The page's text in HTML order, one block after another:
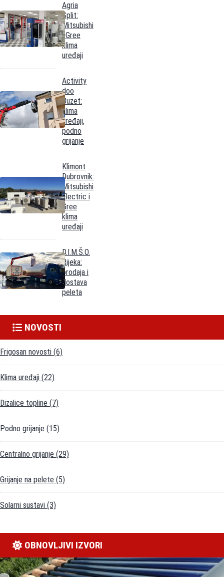
Agria
Split:
Mitsubishi
i Gree
klima
uređaji
Activity
doo
Buzet:
klima
uređaji,
podno
grijanje
Klimont
Dubrovnik:
Mitsubishi
Electric i
Gree
klima
uređaji
D.I.M.Š.O.
Rijeka:
prodaja i
dostava
peleta
NOVOSTI
Frigosan novosti (6)
Klima uređaji (22)
Dizalice topline (7)
Podno grijanje (15)
Centralno grijanje (29)
Grijanje na pelete (5)
Solarni sustavi (3)
OBNOVLJIVI IZVORI